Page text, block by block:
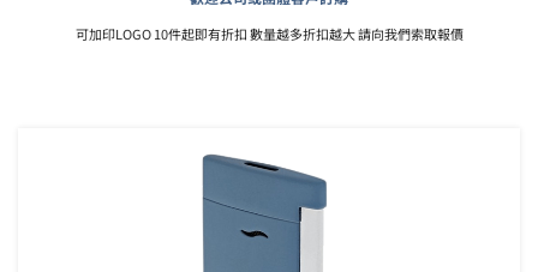
可加印LOGO 10件起即有折扣 數量越多折扣越大 請向我們索取報價